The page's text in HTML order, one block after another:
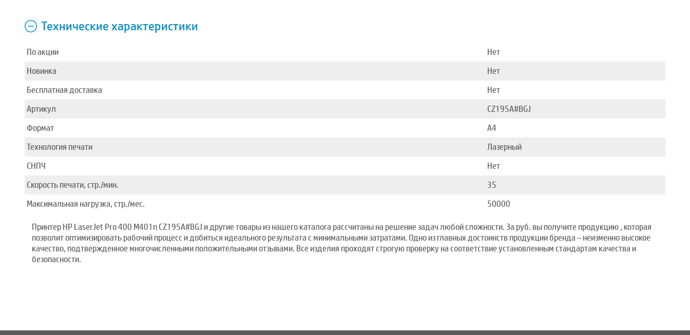
Технические характеристики
По акции
Нет
Новинка
Нет
Бесплатная доставка
Нет
Артикул
CZ195A#BGJ
Формат
A4
Технология печати
Лазерный
СНПЧ
Нет
Скорость печати, стр./мин.
35
Максимальная нагрузка, стр./мес.
50000
Принтер HP LaserJet Pro 400 M401n CZ195A#BGJ и другие товары из нашего каталога рассчитаны на решение задач любой сложности. За руб. вы получите продукцию , которая
позволит оптимизировать рабочий процесс и добиться идеального результата с минимальными затратами. Одно из главных достоинств продукции бренда – неизменно высокое
качество, подтвержденное многочисленными положительными отзывами. Все изделия проходят строгую проверку на соответствие установленным стандартам качества и
безопасности.